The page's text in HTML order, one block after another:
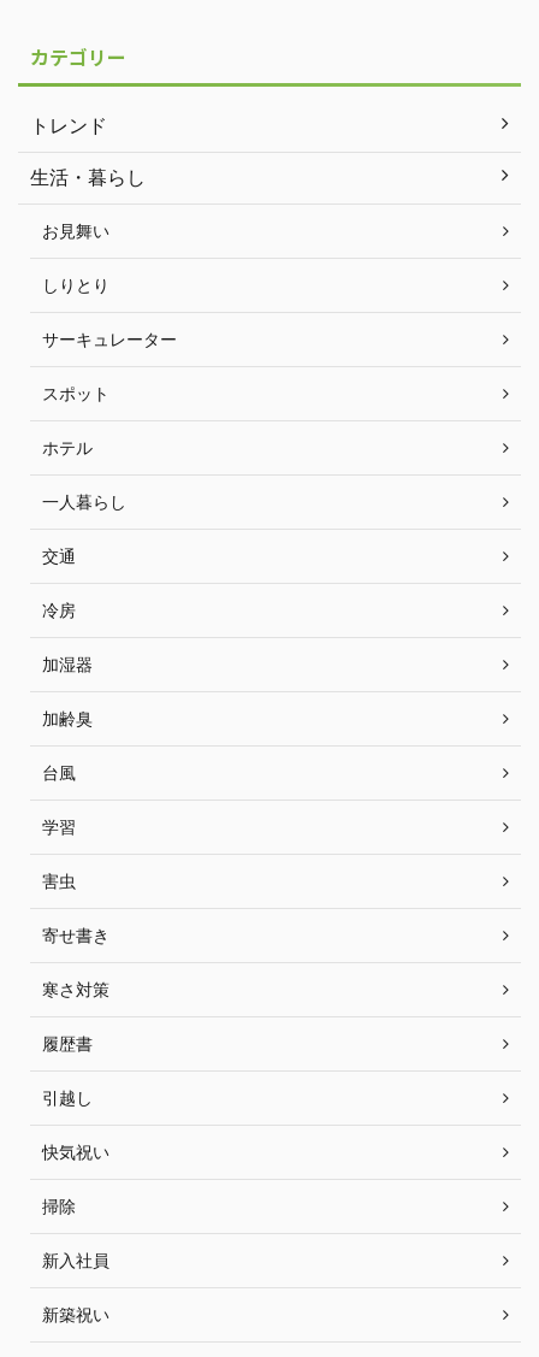
カテゴリー
トレンド
生活・暮らし
お見舞い
しりとり
サーキュレーター
スポット
ホテル
一人暮らし
交通
冷房
加湿器
加齢臭
台風
学習
害虫
寄せ書き
寒さ対策
履歴書
引越し
快気祝い
掃除
新入社員
新築祝い